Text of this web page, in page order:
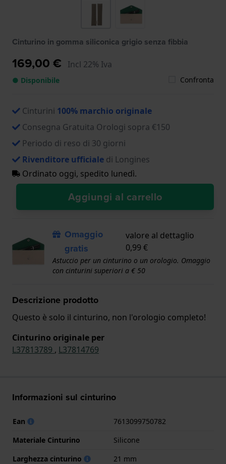
Cinturino in gomma siliconica grigio senza fibbia
169,00 € Incl 22% Iva
● Disponibile Confronta
Cinturini 100% marchio originale
Consegna Gratuita Orologi sopra €150
Periodo di reso di 30 giorni
Rivenditore ufficiale di Longines
Ordinato oggi, spedito lunedì.
Aggiungi al carrello
Omaggio
gratis
valore al dettaglio
0,99 €
Astuccio per un cinturino o un orologio. Omaggio
con cinturini superiori a € 50
Descrizione prodotto
Questo è solo il cinturino, non l'orologio completo!
Cinturino originale per
L37813789 , L37814769
Informazioni sul cinturino
Ean
7613099750782
Materiale Cinturino
Silicone
Larghezza cinturino
21 mm